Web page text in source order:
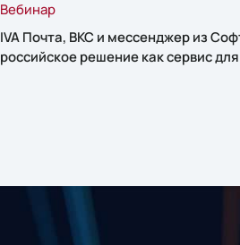
Вебинар
IVA Почта, ВКС и мессенджер из
российское решение как сервис